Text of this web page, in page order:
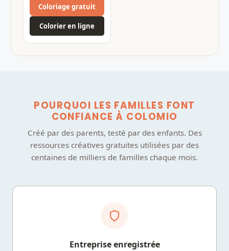
Coloriage gratuit
Colorier en ligne
POURQUOI LES FAMILLES FONT
CONFIANCE À COLOMIO
Créé par des parents, testé par des enfants. Des
ressources créatives gratuites utilisées par des
centaines de milliers de familles chaque mois.
Entreprise enregistrée